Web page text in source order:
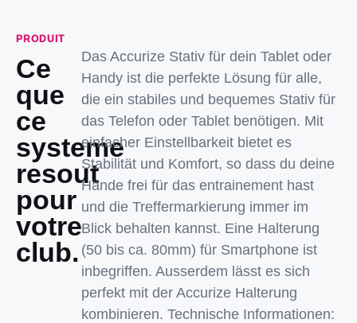
PRODUIT
Ce
que
ce
systeme
resout
pour
votre
club.
Das Accurize Stativ für dein Tablet oder
Handy ist die perfekte Lösung für alle,
die ein stabiles und bequemes Stativ für
das Telefon oder Tablet benötigen. Mit
einfacher Einstellbarkeit bietet es
Stabilität und Komfort, so dass du deine
Hände frei für das entrainement hast
und die Treffermarkierung immer im
Blick behalten kannst. Eine Halterung
(50 bis ca. 80mm) für Smartphone ist
inbegriffen. Ausserdem lässt es sich
perfekt mit der Accurize Halterung
kombinieren. Technische Informationen: